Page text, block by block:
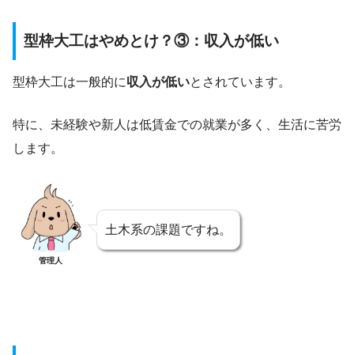
型枠大工はやめとけ？③：収入が低い
型枠大工は一般的に収入が低いとされています。
特に、未経験や新人は低賃金での就業が多く、生活に苦労
します。
管理人
土木系の課題ですね。